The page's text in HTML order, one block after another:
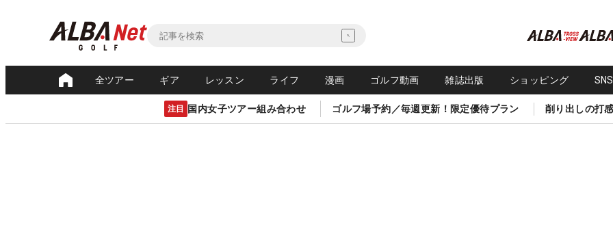
全ツアー ギア レッスン ライフ 漫画 ゴルフ動画 雑誌出版 ショッピング
注目 国内女子ツアー組み合わせ ゴルフ場予約／毎週更新！限定優待プラン 削り出しの打